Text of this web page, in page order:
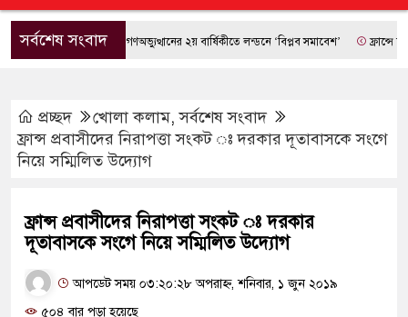
সর্বশেষ সংবাদজুলাই গণঅভ্যুত্থানের ২য় বার্ষিকীতে লন্ডনে ‘বিপ্লব সমাবেশ’ ফ্রান্সে দাবানলের
প্রচ্ছদ খোলা কলাম,সর্বশেষ সংবাদ
ফ্রান্স প্রবাসীদের নিরাপত্তা সংকট ঃ দরকার দূতাবাসকে সংগে
নিয়ে সম্মিলিত উদ্যোগ
ফ্রান্স প্রবাসীদের নিরাপত্তা সংকট ঃ দরকার
দূতাবাসকে সংগে নিয়ে সম্মিলিত উদ্যোগ
আপডেট সময় ০৩:২০:২৮ অপরাহ্ন, শনিবার, ১ জুন ২০১৯
৫০৪ বার পড়া হয়েছে